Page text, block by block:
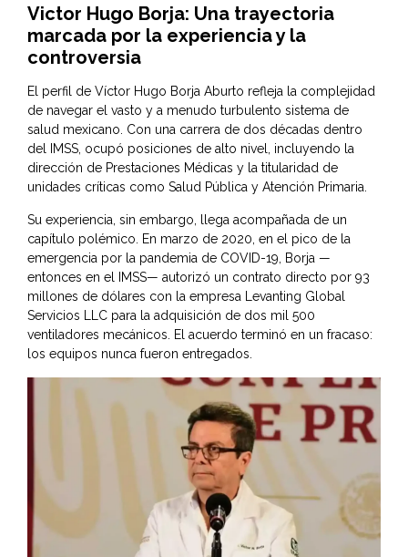
Victor Hugo Borja: Una trayectoria
marcada por la experiencia y la
controversia
El perfil de Víctor Hugo Borja Aburto refleja la complejidad
de navegar el vasto y a menudo turbulento sistema de
salud mexicano. Con una carrera de dos décadas dentro
del IMSS, ocupó posiciones de alto nivel, incluyendo la
dirección de Prestaciones Médicas y la titularidad de
unidades críticas como Salud Pública y Atención Primaria.
Su experiencia, sin embargo, llega acompañada de un
capítulo polémico. En marzo de 2020, en el pico de la
emergencia por la pandemia de COVID-19, Borja —
entonces en el IMSS— autorizó un contrato directo por 93
millones de dólares con la empresa Levanting Global
Servicios LLC para la adquisición de dos mil 500
ventiladores mecánicos. El acuerdo terminó en un fracaso:
los equipos nunca fueron entregados.